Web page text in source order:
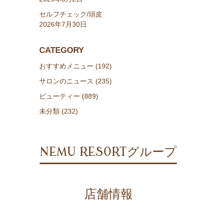
セルフチェック/頭皮
2026年7月30日
CATEGORY
おすすめメニュー (192)
サロンのニュース (235)
ビューティー (889)
未分類 (232)
NEMU RESORTグループ
店舗情報